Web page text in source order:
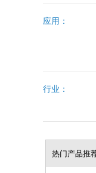
应用：
行业：
热门产品推